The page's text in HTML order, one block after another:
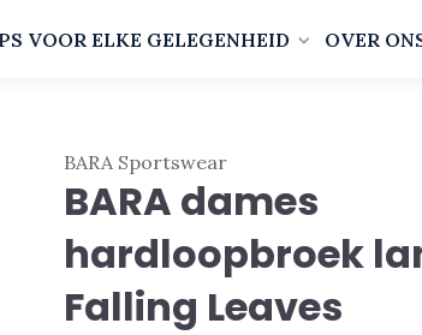
VOOR ELKE GELEGENHEID OVER
BARA Sportswear
BARA dames
hardloopbroek
Falling Leaves